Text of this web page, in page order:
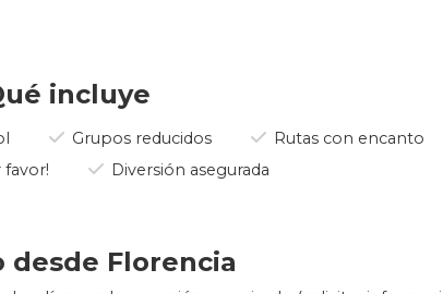
con su piazza del Campo y sus frescos
por sus vinos de alta calidad, es el lugar ideal para
experiencia inolvidable.
incluye
Grupos reducidos Rutas con encanto
favor!
Diversión asegurada
desde Florencia